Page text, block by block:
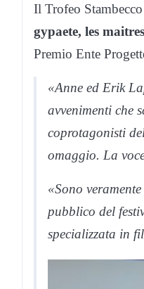
Il Trofeo
gypaete, les
Premio Ente
«Anne ed Erik
avvenimenti che
coprotagonisti
omaggio. La
«Sono
pubblico del
specializzata in